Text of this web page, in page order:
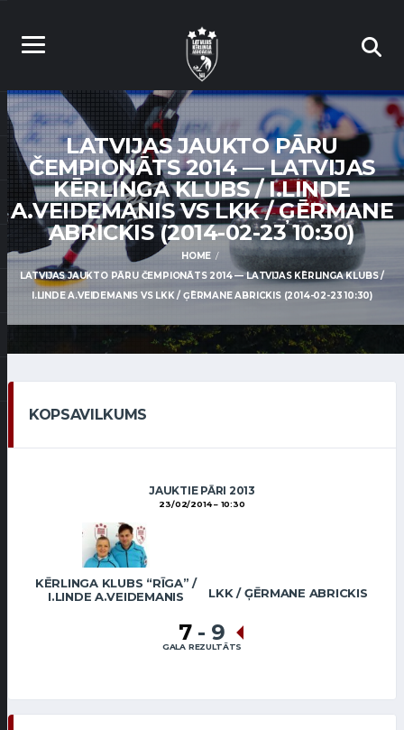
LATVIJAS JAUKTO PĀRU
ČEMPIONĀTS 2014 — LATVIJAS
KĒRLINGA KLUBS / I.LINDE
A.VEIDEMANIS VS LKK / ĢĒRMANE
ABRICKIS (2014-02-23 10:30)
HOME
LATVIJAS JAUKTO PĀRU ČEMPIONĀTS 2014 — LATVIJAS KĒRLINGA KLUBS /
I.LINDE A.VEIDEMANIS VS LKK / ĢĒRMANE ABRICKIS (2014-02-23 10:30)
KOPSAVILKUMS
JAUKTIE PĀRI 2013
23/02/2014 10:30
KĒRLINGA KLUBS “RĪGA” /
I.LINDE A.VEIDEMANIS
LKK / ĢĒRMANE ABRICKIS
7 - 9
GALA REZULTĀTS